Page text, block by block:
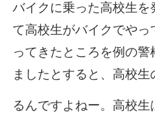
バイクに乗った高校生を
て高校生がバイクでや
ってきたところを例の
ましたとすると、高校生
るんですよねー。高校生